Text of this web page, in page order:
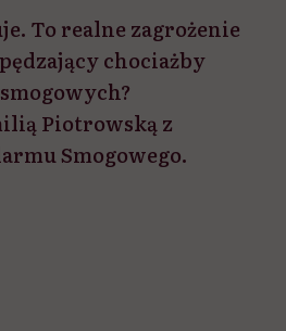
To realne zagrożenie
chociażby
Piotrowską z
Smogowego.